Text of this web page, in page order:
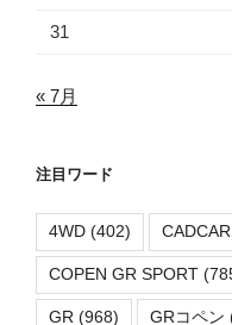
31
« 7月
注目ワード
4WD (402)
COPEN GR SPORT
GR (968) GRコペン